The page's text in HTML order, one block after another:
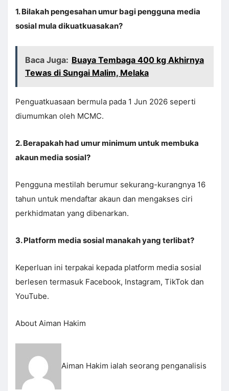
1. Bilakah pengesahan umur bagi pengguna media
sosial mula dikuatkuasakan?
Baca Juga: Buaya Tembaga 400 kg Akhirnya
Tewas di Sungai Malim, Melaka
Penguatkuasaan bermula pada 1 Jun 2026 seperti
diumumkan oleh MCMC.
2. Berapakah had umur minimum untuk membuka
akaun media sosial?
Pengguna mestilah berumur sekurang-kurangnya 16
tahun untuk mendaftar akaun dan mengakses ciri
perkhidmatan yang dibenarkan.
3. Platform media sosial manakah yang terlibat?
Keperluan ini terpakai kepada platform media sosial
berlesen termasuk Facebook, Instagram, TikTok dan
YouTube.
About Aiman Hakim
Aiman Hakim ialah seorang penganalisis